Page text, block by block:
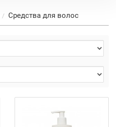
Средства для волос